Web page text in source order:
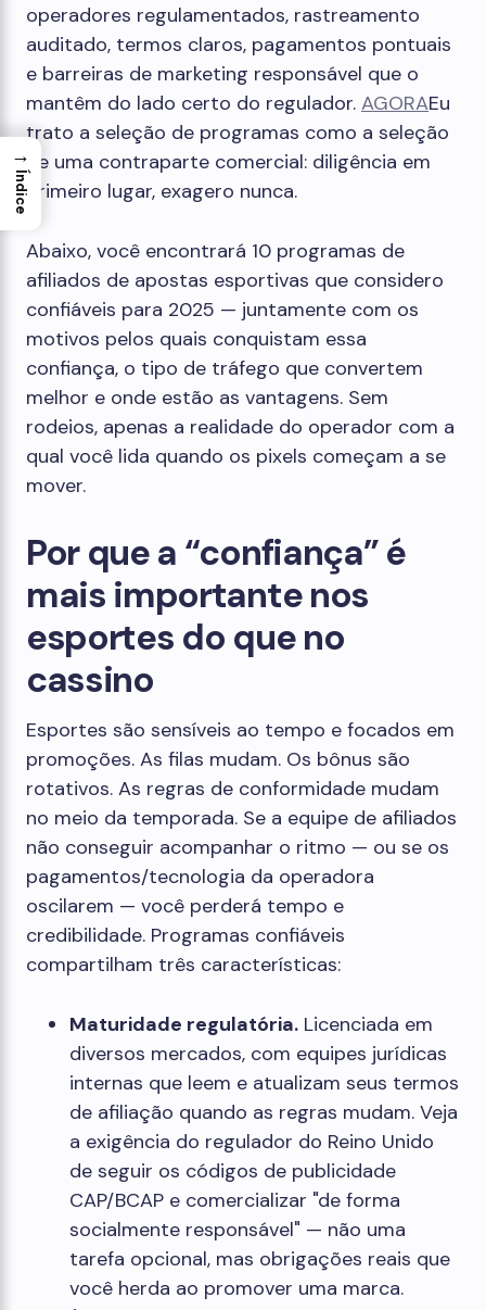
operadores regulamentados, rastreamento
auditado, termos claros, pagamentos pontuais
e barreiras de marketing responsável que o
mantêm do lado certo do regulador. AGORAEu
trato a seleção de programas como a seleção
de uma contraparte comercial: diligência em
primeiro lugar, exagero nunca.
Abaixo, você encontrará 10 programas de
afiliados de apostas esportivas que considero
confiáveis ​​para 2025 — juntamente com os
motivos pelos quais conquistam essa
confiança, o tipo de tráfego que convertem
melhor e onde estão as vantagens. Sem
rodeios, apenas a realidade do operador com a
qual você lida quando os pixels começam a se
mover.
Por que a “confiança” é
mais importante nos
esportes do que no
cassino
Esportes são sensíveis ao tempo e focados em
promoções. As filas mudam. Os bônus são
rotativos. As regras de conformidade mudam
no meio da temporada. Se a equipe de afiliados
não conseguir acompanhar o ritmo — ou se os
pagamentos/tecnologia da operadora
oscilarem — você perderá tempo e
credibilidade. Programas confiáveis ​​
compartilham três características:
Maturidade regulatória. Licenciada em
diversos mercados, com equipes jurídicas
internas que leem e atualizam seus termos
de afiliação quando as regras mudam. Veja
a exigência do regulador do Reino Unido
de seguir os códigos de publicidade
CAP/BCAP e comercializar "de forma
socialmente responsável" — não uma
tarefa opcional, mas obrigações reais que
você herda ao promover uma marca.
→
Índice